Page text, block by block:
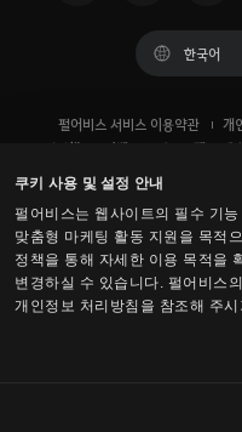
쿠키 사용 및 설정 안내
펄어비스는 웹사이트의 필수 기
맞춤형 마케팅 활동 지원을 목적
정책을 통해 자세한 이용 목적을
변경하실 수 있습니다. 펄어비스
개인정보 처리방침을 참조해 주
한국어
펄어비스 서비스 이용약관 개
운영정책
이벤트 규약 팬 콘텐
쿠키 사용 정책